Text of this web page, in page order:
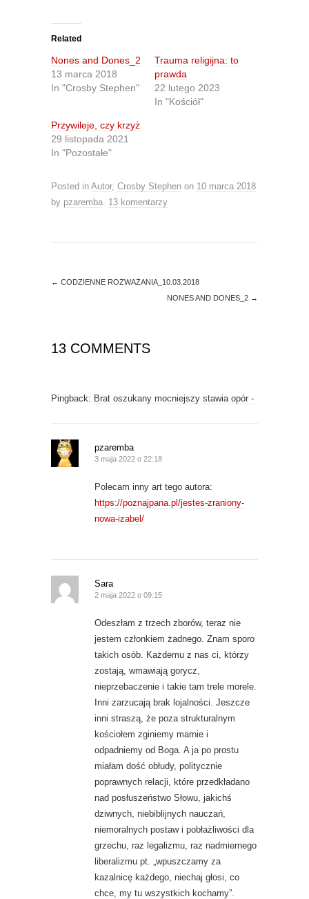
t
o
s
a
r
e
o
i
t
t
e
O
p
e
n
n
i
n
a
r
e
o
c
e
b
o
O
p
e
n
w
i
Related
Nones and Dones_2
13 marca 2018
In "Crosby Stephen"
Trauma religijna: to
prawda
22 lutego 2023
In "Kościół"
Przywileje, czy krzyż
29 listopada 2021
In "Pozostałe"
Posted in Autor, Crosby Stephen on 10 marca 2018
by pzaremba. 13 komentarzy
← CODZIENNE ROZWAŻANIA_10.03.2018
NONES AND DONES_2 →
13 COMMENTS
Pingback: Brat oszukany mocniejszy stawia opór -
pzaremba
3 maja 2022 o 22:18
Polecam inny art tego autora:
https://poznajpana.pl/jestes-zraniony-
nowa-izabel/
Sara
2 maja 2022 o 09:15
Odeszłam z trzech zborów, teraz nie
jestem członkiem żadnego. Znam sporo
takich osób. Każdemu z nas ci, którzy
zostają, wmawiają gorycz,
nieprzebaczenie i takie tam trele morele.
Inni zarzucają brak lojalności. Jeszcze
inni straszą, że poza strukturalnym
kościołem zginiemy marnie i
odpadniemy od Boga. A ja po prostu
miałam dość obłudy, politycznie
poprawnych relacji, które przedkładano
nad posłuszeństwo Słowu, jakichś
dziwnych, niebiblijnych nauczań,
niemoralnych postaw i pobłażliwości dla
grzechu, raz legalizmu, raz nadmiernego
liberalizmu pt. „wpuszczamy za
kazalnicę każdego, niechaj głosi, co
chce, my tu wszystkich kochamy”.